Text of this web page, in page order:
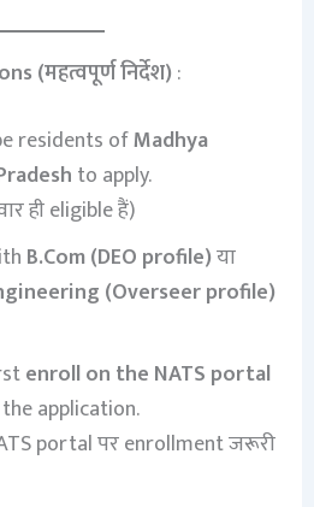
(महत्वपूर्ण निर्देश) :
residents ofMadhya
to apply.
ही eligible हैं)
B.Com (DEO profile)या
(Overseer profile)
enroll on the NATS portal
application.
portal पर enrollment जरूरी